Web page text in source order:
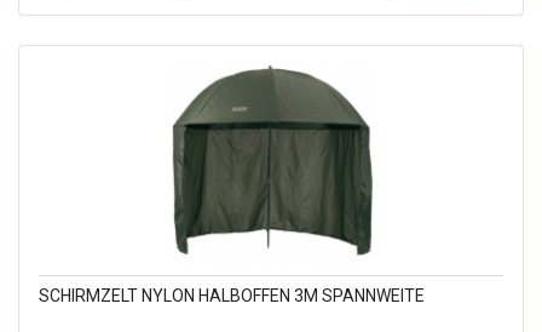
SCHIRMZELT NYLON HALBOFFEN 3M SPANNWEITE